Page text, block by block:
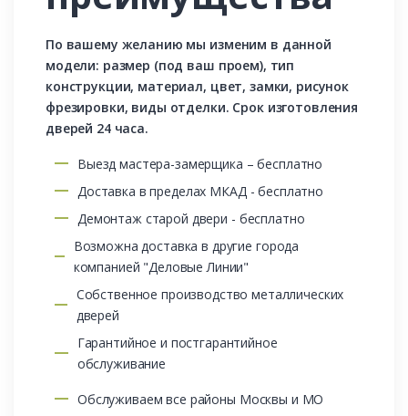
По вашему желанию мы изменим в данной
модели: размер (под ваш проем), тип
конструкции, материал, цвет, замки, рисунок
фрезировки, виды отделки. Срок изготовления
дверей 24 часа.
Выезд мастера-замерщика – бесплатно
Доставка в пределах МКАД - бесплатно
Демонтаж старой двери - бесплатно
Возможна доставка в другие города
компанией "Деловые Линии"
Собственное производство металлических
дверей
Гарантийное и постгарантийное
обслуживание
Обслуживаем все районы Москвы и МО